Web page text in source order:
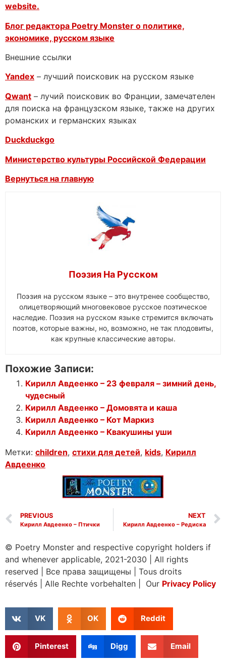
website.
Блог редактора Poetry Monster о политике,
экономике, русском языке
Внешние ссылки
Yandex – лучший поисковик на русском языке
Qwant – лучий поисковик во Франции, замечателен
для поиска на французском языке, также на других
романских и германских языках
Duckduckgo
Министерство культуры Российской Федерации
Вернуться на главную
Поэзия На Русском
Поэзия на русском языке – это внутренее сообщество,
олицетворяющий многовековое русское поэтическое
наследие. Поэзия на русском языке стремится включать
поэтов, которые важны, но, возможно, не так плодовиты,
как крупные классические авторы.
Похожие Записи:
Кирилл Авдеенко – 23 февраля – зимний день,
чудесный
Кирилл Авдеенко – Домовята и каша
Кирилл Авдеенко – Кот Маркиз
Кирилл Авдеенко – Квакушины уши
Метки: children, cтихи для детей, kids, Кирилл
Авдеенко
PREVIOUS
Кирилл Авдеенко – Птички
NEXT
Кирилл Авдеенко – Редиска
© Poetry Monster and respective copyright holders if
and whenever applicable, 2021-2030
All rights
reserved
Все права защищены
Tous droits
réservés
Alle Rechte vorbehalten | Our Privacy Policy
VK OK Reddit
Pinterest Digg Email